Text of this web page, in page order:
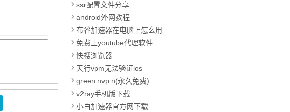
ssr配置文件分享
android外网教程
布谷加速器在电脑上怎么用
免费上youtube代理软件
快搜浏览器
天行vpm无法验证ios
green nvp n(永久免费)
v2ray手机版下载
小白加速器官方网下载